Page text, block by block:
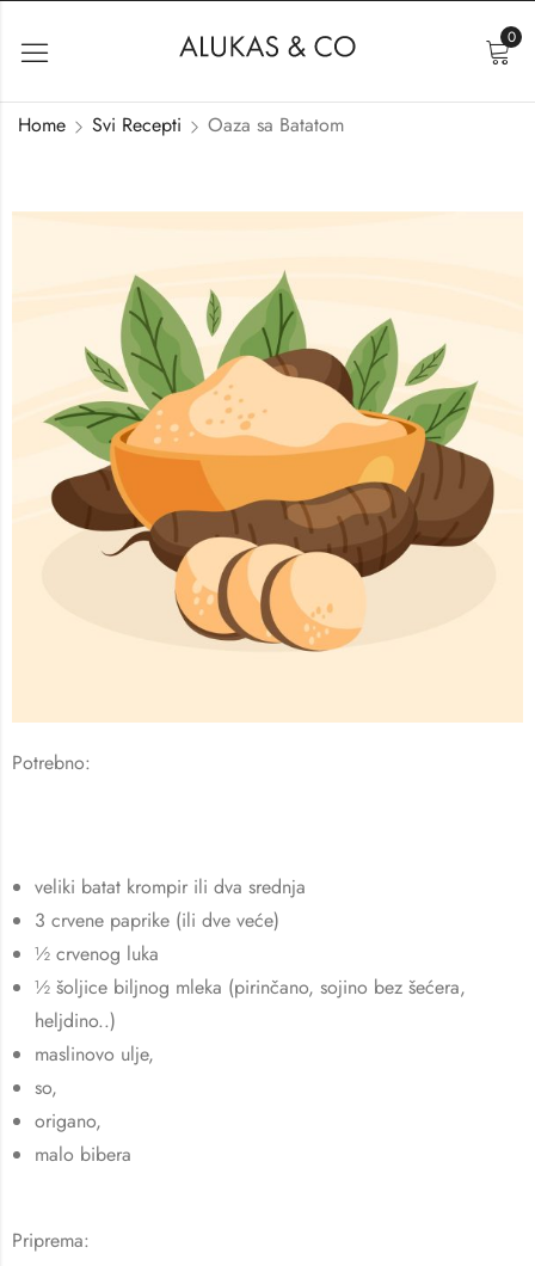
0
Home Svi Recepti Oaza sa Batatom
Potrebno:
veliki batat krompir ili dva srednja
3 crvene paprike (ili dve veće)
½ crvenog luka
½ šoljice biljnog mleka (pirinčano, sojino bez šećera,
heljdino..)
maslinovo ulje,
so,
origano,
malo bibera
Priprema:
PRODAVNICA